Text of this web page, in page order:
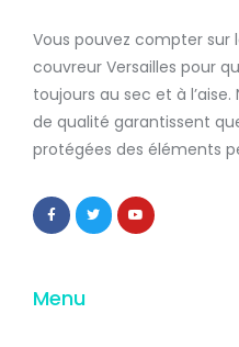
Vous pouvez compter sur
couvreur Versailles pour
toujours au sec et à l’aise.
de qualité garantissent
protégées des éléments
Menu